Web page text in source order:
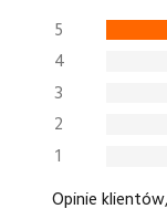
5
4
3
2
1
Opinie